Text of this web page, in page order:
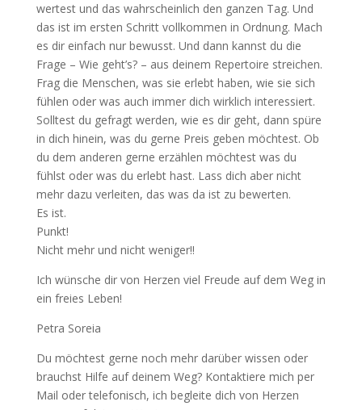
wertest und das wahrscheinlich den ganzen Tag. Und
das ist im ersten Schritt vollkommen in Ordnung. Mach
es dir einfach nur bewusst. Und dann kannst du die
Frage – Wie geht’s? – aus deinem Repertoire streichen.
Frag die Menschen, was sie erlebt haben, wie sie sich
fühlen oder was auch immer dich wirklich interessiert.
Solltest du gefragt werden, wie es dir geht, dann spüre
in dich hinein, was du gerne Preis geben möchtest. Ob
du dem anderen gerne erzählen möchtest was du
fühlst oder was du erlebt hast. Lass dich aber nicht
mehr dazu verleiten, das was da ist zu bewerten.
Es ist.
Punkt!
Nicht mehr und nicht weniger!!
Ich wünsche dir von Herzen viel Freude auf dem Weg in
ein freies Leben!
Petra Soreia
Du möchtest gerne noch mehr darüber wissen oder
brauchst Hilfe auf deinem Weg? Kontaktiere mich per
Mail oder telefonisch, ich begleite dich von Herzen